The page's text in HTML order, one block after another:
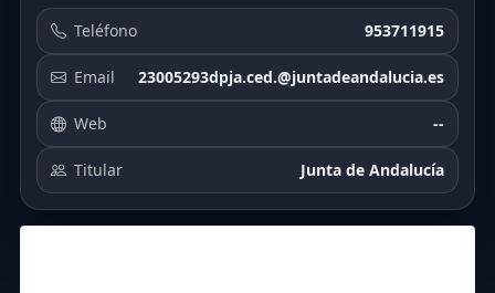
Teléfono 953711915
Email 23005293dpja.ced.@juntadeandalucia.es
Web --
Titular Junta de Andalucía